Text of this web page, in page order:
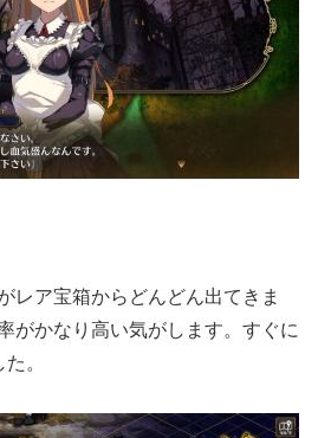
レア宝箱からどんどん出てきま
がかなり高い気がします。すぐに
。